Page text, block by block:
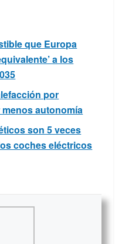
que Europa
a los
por
autonomía
son 5 veces
coches eléctricos